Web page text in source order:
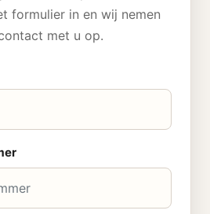
formulier in en wij nemen
met u op.